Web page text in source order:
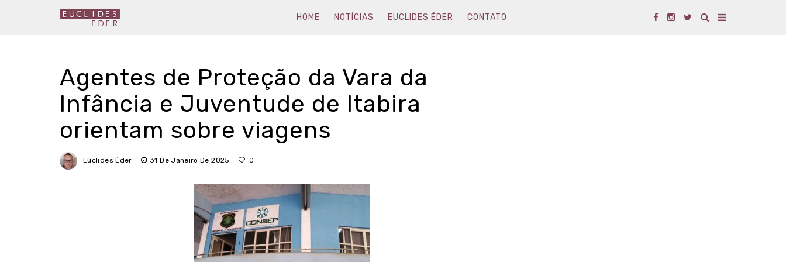
HOME NOTÍCIAS EUCLIDES ÉDER CONTATO
Agentes de Proteção da Vara da
Infância e Juventude de Itabira
orientam sobre viagens
Euclides Éder 31 De Janeiro De 2025 0